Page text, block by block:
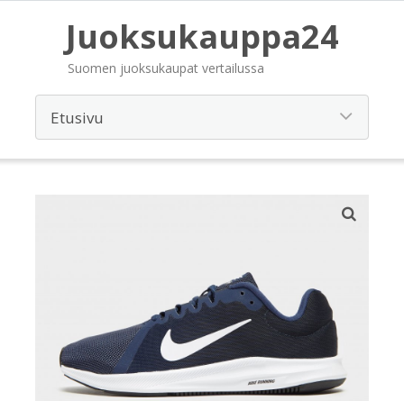
Juoksukauppa24
Suomen juoksukaupat vertailussa